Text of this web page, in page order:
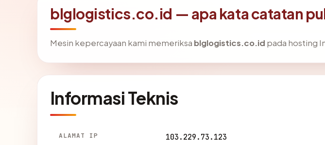
blglogistics.co.id — apa kata catatan
Mesin kepercayaan kami memeriksa blglogistics.co.id pada hosting
Informasi Teknis
ALAMAT IP 103.229.73.123